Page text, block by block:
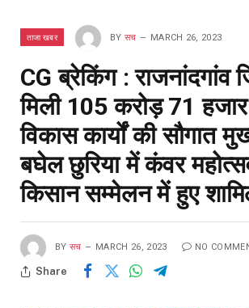
ताजा खबर BY सच MARCH 26, 2023
CG ब्रेकिंग : राजनांदगांव
मिली 105 करोड़ 71
विकास कार्यों की सौगात
बघेल छुरिया में कंवर
किसान सम्मेलन में हुए
BY सच MARCH 26, 2023 NO
Share